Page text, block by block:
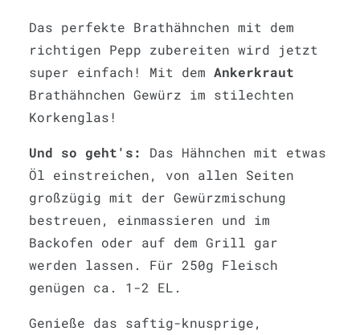
Das perfekte Brathähnchen mit dem
richtigen Pepp zubereiten wird jetzt
super einfach! Mit dem Ankerkraut
Brathähnchen Gewürz im stilechten
Korkenglas!
Und so geht's: Das Hähnchen mit etwas
Öl einstreichen, von allen Seiten
großzügig mit der Gewürzmischung
bestreuen, einmassieren und im
Backofen oder auf dem Grill gar
werden lassen. Für 250g Fleisch
genügen ca. 1-2 EL.
Genieße das saftig-knusprige,